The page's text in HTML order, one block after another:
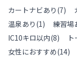
カートナビあり (7)
温泉あり (1) 練習場
IC10キロ以内(8)
女性におすすめ(14)